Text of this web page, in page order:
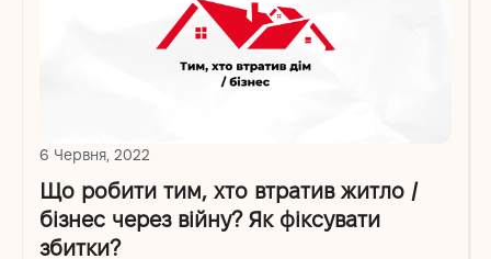
6 Червня, 2022
Що робити тим, хто втратив житло /
бізнес через війну? Як фіксувати
збитки?